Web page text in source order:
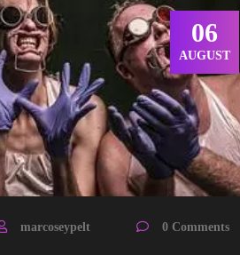
06
AUGUST
marcoseypelt 0 Comments